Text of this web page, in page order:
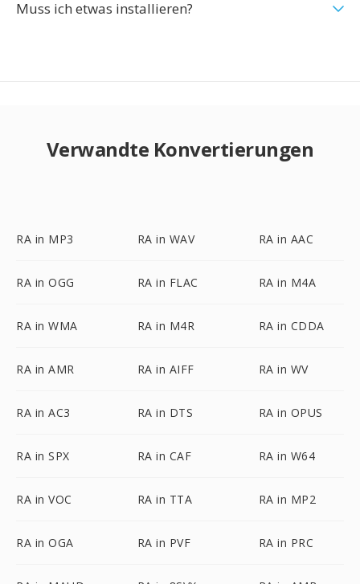
Muss ich etwas installieren?
Verwandte Konvertierungen
RA in MP3 RA in WAV RA in AAC
RA in OGG RA in FLAC RA in M4A
RA in WMA RA in M4R RA in CDDA
RA in AMR RA in AIFF RA in WV
RA in AC3 RA in DTS RA in OPUS
RA in SPX RA in CAF RA in W64
RA in VOC RA in TTA RA in MP2
RA in OGA RA in PVF RA in PRC